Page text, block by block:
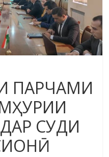
ПАРЧАМИ
СУДИ